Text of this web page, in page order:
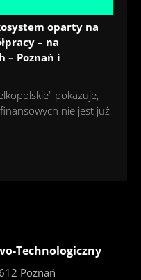
oparty na
– na
– Poznań i
pokazuje,
nie jest już
Technologiczny
Poznań